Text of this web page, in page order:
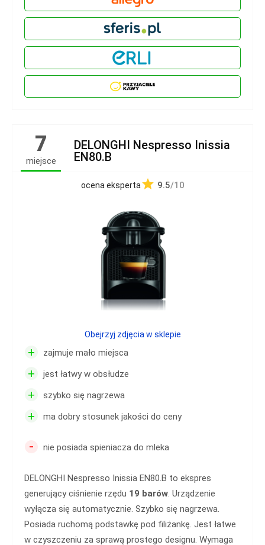
7
miejsce
DELONGHI Nespresso Inissia
EN80.B
ocena eksperta 9.5/10
+ zajmuje mało miejsca
+ jest łatwy w obsłudze
+ szybko się nagrzewa
+ ma dobry stosunek jakości do ceny
- nie posiada spieniacza do mleka
DELONGHI Nespresso Inissia EN80.B to ekspres
generujący ciśnienie rzędu 19 barów. Urządzenie
wyłącza się automatycznie. Szybko się nagrzewa.
Posiada ruchomą podstawkę pod filiżankę. Jest łatwe
w czyszczeniu za sprawą prostego designu. Wymaga
Obejrzyj zdjęcia w sklepie